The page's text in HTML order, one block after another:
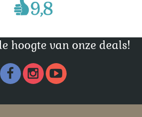
hoogte van onze deals!